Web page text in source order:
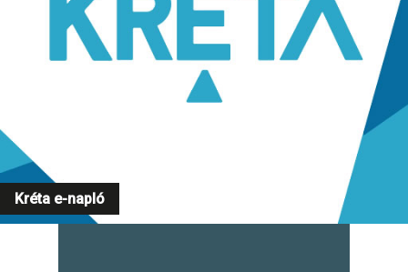
Kréta e-napló